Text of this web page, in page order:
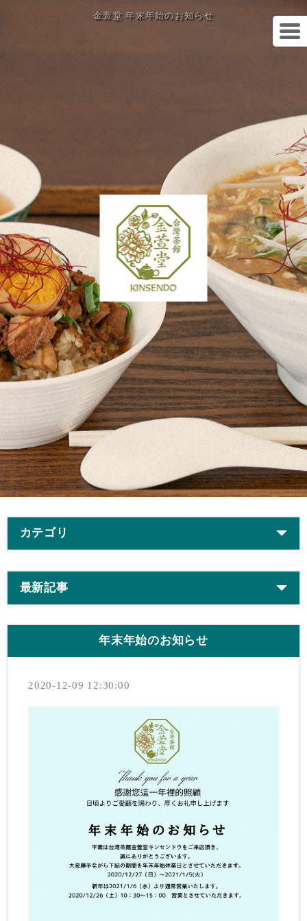
金萱堂 年末年始のお知らせ
カテゴリ
最新記事
年末年始のお知らせ
2020-12-09 12:30:00